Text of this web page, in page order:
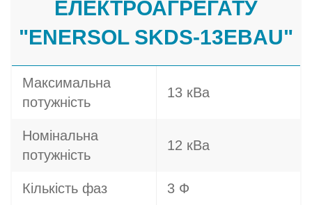
ЕЛЕКТРОАГРЕГАТУ
"ENERSOL SKDS-13EBAU"
Максимальна
потужність
13 кВа
Номінальна
потужність
12 кВа
Кількість фаз 3 Ф